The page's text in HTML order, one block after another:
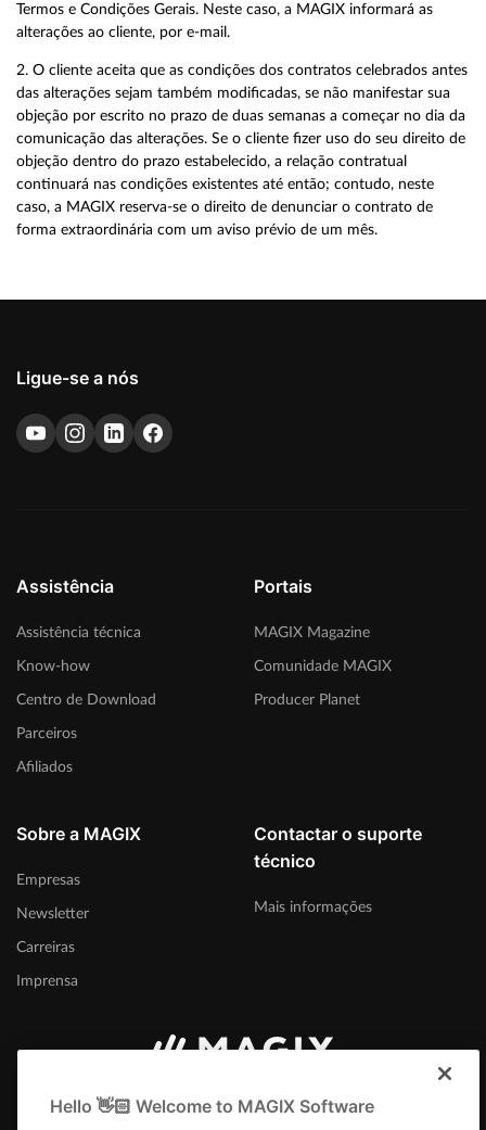
Termos e Condições Gerais. Neste caso, a MAGIX informará as
alterações ao cliente, por e-mail.
2. O cliente aceita que as condições dos contratos celebrados antes
das alterações sejam também modificadas, se não manifestar sua
objeção por escrito no prazo de duas semanas a começar no dia da
comunicação das alterações. Se o cliente fizer uso do seu direito de
objeção dentro do prazo estabelecido, a relação contratual
continuará nas condições existentes até então; contudo, neste
caso, a MAGIX reserva-se o direito de denunciar o contrato de
forma extraordinária com um aviso prévio de um mês.
Ligue-se a nós
Assistência
Assistência técnica
Know-how
Centro de Download
Parceiros
Afiliados
Portais
MAGIX Magazine
Comunidade MAGIX
Producer Planet
Sobre a MAGIX
Empresas
Newsletter
Carreiras
Imprensa
Contactar o suporte
técnico
Mais informações
Brasil
Hello 👋🏻 Welcome to MAGIX Software